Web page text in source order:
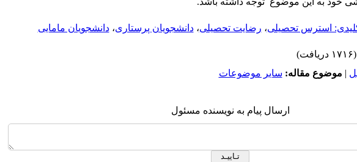
استرس تحصیلی، رضایت تحصیلی،دانشجویان پرستاری،دانشجویان مامایی
(۱۷۱۶ دریافت)
| موضوع مقاله: سایر موضوعات
ارسال پیام به نویسنده مسئول